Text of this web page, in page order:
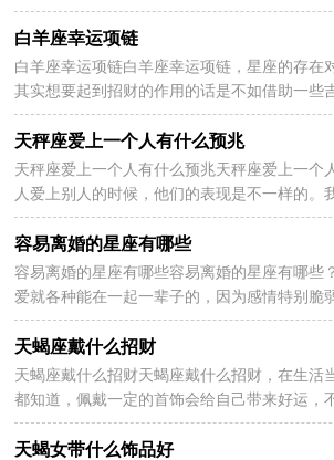
座运势让人们更好的生活，下面小编整理了主
白羊座幸运项链
白羊座幸运项链白羊座幸运项链，星座的存在
其实想要起到招财的作用的话是不如借助一些
以给自己招来好运，以下为大家分享白羊座
天秤座爱上一个人有什么预兆
天秤座爱上一个人有什么预兆天秤座爱上一个
人爱上别人的时候，他们的表现是不一样的。
有些人变得更加体贴，也有人会经常聊起对方
容易离婚的星座有哪些
容易离婚的星座有哪些容易离婚的星座有哪些
爱就各种能在一起一辈子的，因为感情特别脆
惑，一旦破裂就会离婚，今天讲讲十二星座中
天蝎座戴什么招财
天蝎座戴什么招财天蝎座戴什么招财，在生活
都知道，佩戴一定的首饰会给自己带来好运，
同的，也是有关系到风水财运这一块，下面小
天蝎女带什么饰品好